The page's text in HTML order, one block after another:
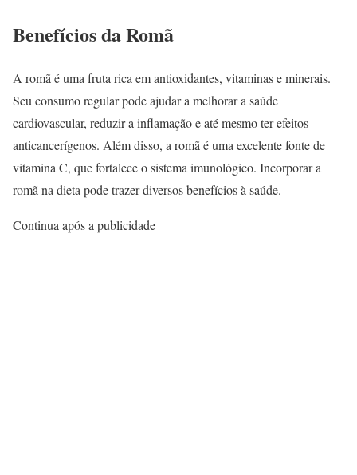
Benefícios da Romã
A romã é uma fruta rica em antioxidantes, vitaminas e minerais.
Seu consumo regular pode ajudar a melhorar a saúde
cardiovascular, reduzir a inflamação e até mesmo ter efeitos
anticancerígenos. Além disso, a romã é uma excelente fonte de
vitamina C, que fortalece o sistema imunológico. Incorporar a
romã na dieta pode trazer diversos benefícios à saúde.
Continua após a publicidade